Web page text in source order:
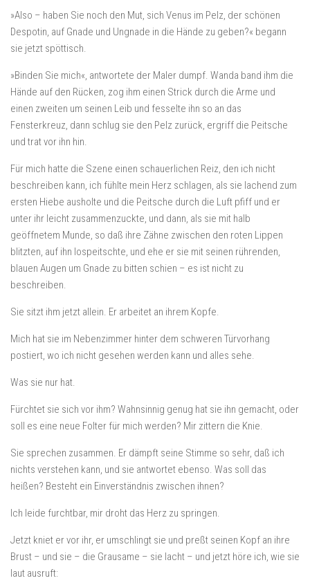
»Also – haben Sie noch den Mut, sich Venus im Pelz, der schönen
Despotin, auf Gnade und Ungnade in die Hände zu geben?« begann
sie jetzt spöttisch.
»Binden Sie mich«, antwortete der Maler dumpf. Wanda band ihm die
Hände auf den Rücken, zog ihm einen Strick durch die Arme und
einen zweiten um seinen Leib und fesselte ihn so an das
Fensterkreuz, dann schlug sie den Pelz zurück, ergriff die Peitsche
und trat vor ihn hin.
Für mich hatte die Szene einen schauerlichen Reiz, den ich nicht
beschreiben kann, ich fühlte mein Herz schlagen, als sie lachend zum
ersten Hiebe ausholte und die Peitsche durch die Luft pfiff und er
unter ihr leicht zusammenzuckte, und dann, als sie mit halb
geöffnetem Munde, so daß ihre Zähne zwischen den roten Lippen
blitzten, auf ihn lospeitschte, und ehe er sie mit seinen rührenden,
blauen Augen um Gnade zu bitten schien – es ist nicht zu
beschreiben.
Sie sitzt ihm jetzt allein. Er arbeitet an ihrem Kopfe.
Mich hat sie im Nebenzimmer hinter dem schweren Türvorhang
postiert, wo ich nicht gesehen werden kann und alles sehe.
Was sie nur hat.
Fürchtet sie sich vor ihm? Wahnsinnig genug hat sie ihn gemacht, oder
soll es eine neue Folter für mich werden? Mir zittern die Knie.
Sie sprechen zusammen. Er dämpft seine Stimme so sehr, daß ich
nichts verstehen kann, und sie antwortet ebenso. Was soll das
heißen? Besteht ein Einverständnis zwischen ihnen?
Ich leide furchtbar, mir droht das Herz zu springen.
Jetzt kniet er vor ihr, er umschlingt sie und preßt seinen Kopf an ihre
Brust – und sie – die Grausame – sie lacht – und jetzt höre ich, wie sie
laut ausruft: